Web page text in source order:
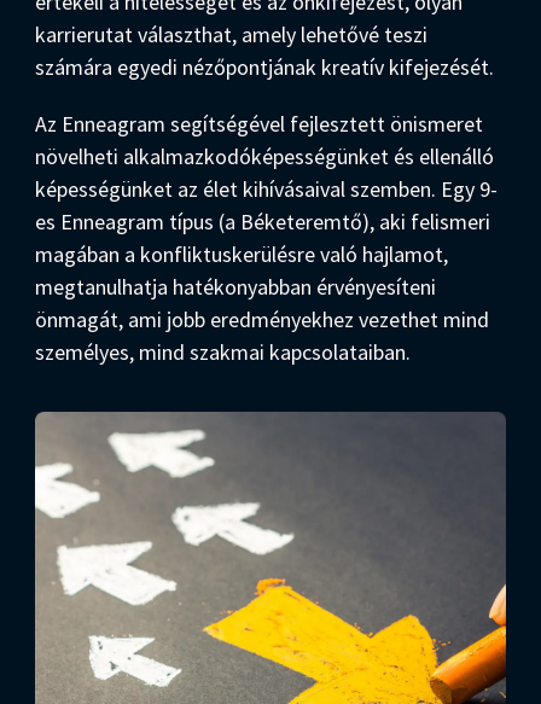
karrierutat választhat, amely lehetővé teszi
számára egyedi nézőpontjának kreatív kifejezését.
Az Enneagram segítségével fejlesztett önismeret
növelheti alkalmazkodóképességünket és ellenálló
képességünket az élet kihívásaival szemben. Egy 9-
es Enneagram típus (a Béketeremtő), aki felismeri
magában a konfliktuskerülésre való hajlamot,
megtanulhatja hatékonyabban érvényesíteni
önmagát, ami jobb eredményekhez vezethet mind
személyes, mind szakmai kapcsolataiban.